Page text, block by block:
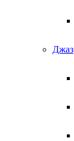
Джаз